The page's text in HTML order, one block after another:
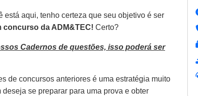
está aqui, tenho certeza que seu objetivo é ser
concurso da ADM&TEC! Certo?
Cadernos de questões, isso poderá ser
de concursos anteriores é uma estratégia muito
se preparar para uma prova e obter